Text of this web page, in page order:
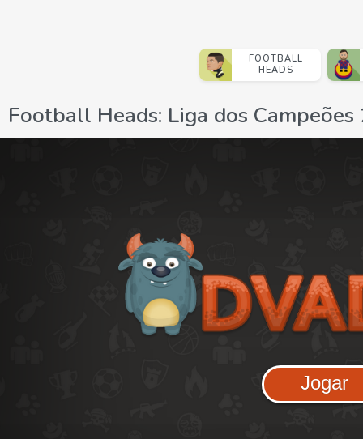
FOOTBALL
HEADS
Football Heads: Liga dos
Jogar